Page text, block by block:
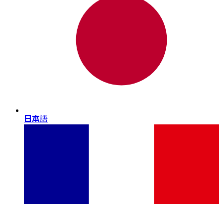
日本語